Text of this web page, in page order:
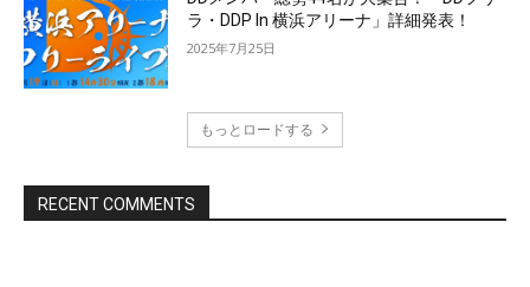
ラ・DDP In 横浜アリーナ」詳細発表！
2025年7月25日
もっとロードする
RECENT COMMENTS